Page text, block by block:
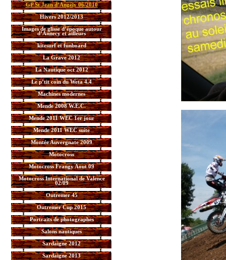
GP St Jean d’Angély 06/2010
Hivers 2012/2013
Images de glisse d’époque autour
d’Annecy et ailleurs
kitesurf et funboard
La Grave 2012
La Nautique oct 2012
Le p’tit coin du Weta 4.4
Machines modernes
Mende 2008 W.E.C.
Mende 2011 WEC 1er jour
Mende 2011 WEC suite
Montée Auvergnate 2009
Motocross
Motocross Frangy Aout 09
Motocross International de Valence
02/09
Outremer 45
Outremer Cup 2015
Portraits de photographes
Salons nautiques
Sardaigne 2012
Sardaigne 2013